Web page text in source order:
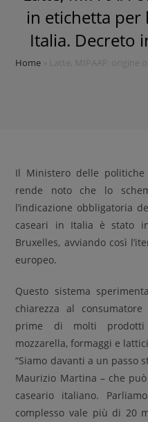
in etichetta per
Italia. Decreto
Home Latte, MIPAAF:
Il Ministero delle
rende noto che lo
l’indicazione obbligatoria
caseari in Italia è stato
Bruxelles, avviando così
europeo.
Questo sistema
chiarezza al
prime di molti
mozzarella, formaggi e
“Siamo davanti a un passo
Maurizio Martina – che
caseario italiano.
complesso vale più di 20